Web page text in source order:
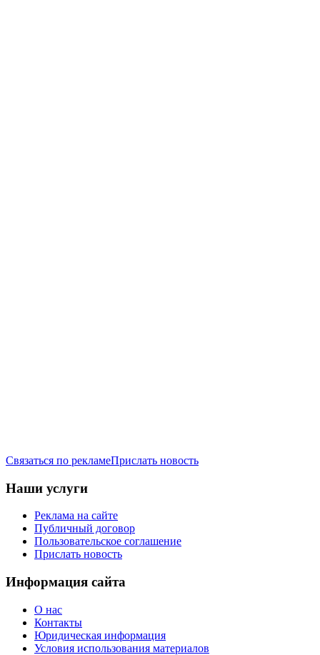
Связаться по рекламеПрислать новость
Наши услуги
Реклама на сайте
Публичный договор
Пользовательское соглашение
Прислать новость
Информация сайта
О нас
Контакты
Юридическая информация
Условия использования материалов